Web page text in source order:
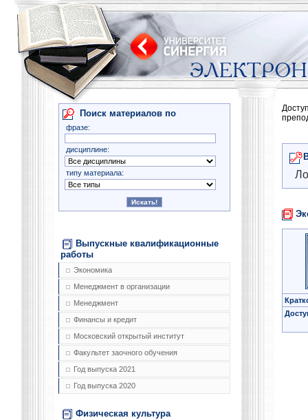
Поиск материалов по
фразе:
дисциплине:
типу материала:
Выпускные квалификационные
работы
Экономика
Менеджмент в организации
Менеджмент
Финансы и кредит
Московский открытый институт
Факультет заочного обучения
Год выпуска 2021
Год выпуска 2020
Физическая культура